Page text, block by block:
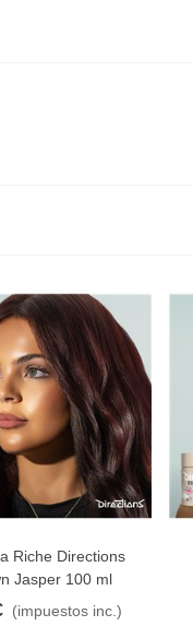
Riche Directions
Jasper 100 ml
(impuestos inc.)